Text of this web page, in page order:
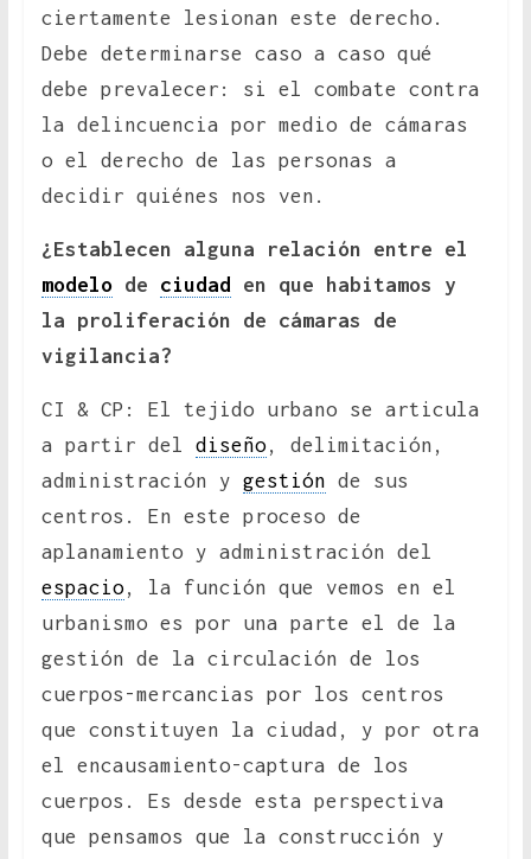
ciertamente lesionan este derecho.
Debe determinarse caso a caso qué
debe prevalecer: si el combate contra
la delincuencia por medio de cámaras
o el derecho de las personas a
decidir quiénes nos ven.
¿Establecen alguna relación entre el
modelode ciudad
en que habitamos y
la proliferación de cámaras de
vigilancia?
CI & CP: El tejido urbano se articula
a partir del diseño, delimitación,
administración y gestión de sus
centros. En este proceso de
aplanamiento y administración del
espacio, la función que vemos en el
urbanismo es por una parte el de la
gestión de la circulación de los
cuerpos-mercancias por los centros
que constituyen la ciudad, y por otra
el encausamiento-captura de los
cuerpos. Es desde esta perspectiva
que pensamos que la construcción y